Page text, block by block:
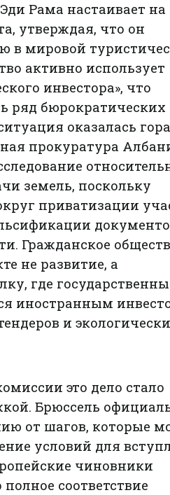
Рама настаивает на
утверждая, что он
в мировой
активно использует
инвестора», что
ряд бюрократических
оказалась
прокуратура
земель, поскольку
приватизации
Гражданское
не развитие, а
где
иностранным
и
это дело стало
Брюссель
от шагов, которые
условий для
чиновники
соответствие